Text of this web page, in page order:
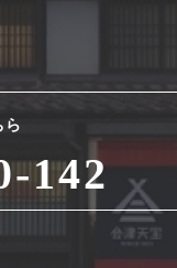
ら
142